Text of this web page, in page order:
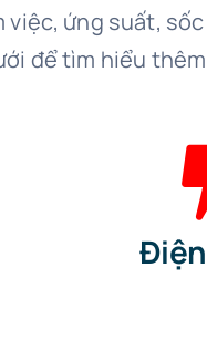
ứng suất,
để tìm hiểu